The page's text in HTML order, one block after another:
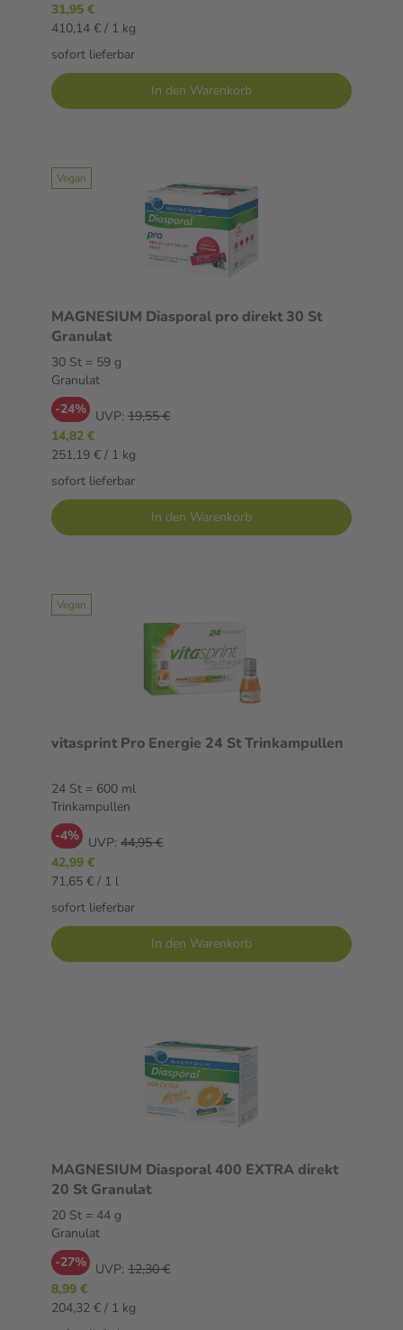
31,95 €
410,14 € / 1 kg
sofort lieferbar
In den Warenkorb
Vegan
MAGNESIUM Diasporal pro direkt 30 St
Granulat
30 St = 59 g
Granulat
-24% UVP: 19,55 €
14,82 €
251,19 € / 1 kg
sofort lieferbar
In den Warenkorb
Vegan
vitasprint Pro Energie 24 St Trinkampullen
24 St = 600 ml
Trinkampullen
-4% UVP: 44,95 €
42,99 €
71,65 € / 1 l
sofort lieferbar
In den Warenkorb
MAGNESIUM Diasporal 400 EXTRA direkt
20 St Granulat
20 St = 44 g
Granulat
-27% UVP: 12,30 €
8,99 €
204,32 € / 1 kg